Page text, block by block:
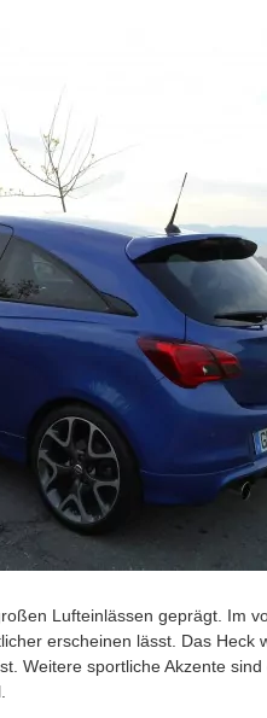
Lufteinlässen geprägt. Im
erscheinen lässt. Das Heck
Weitere sportliche Akzente